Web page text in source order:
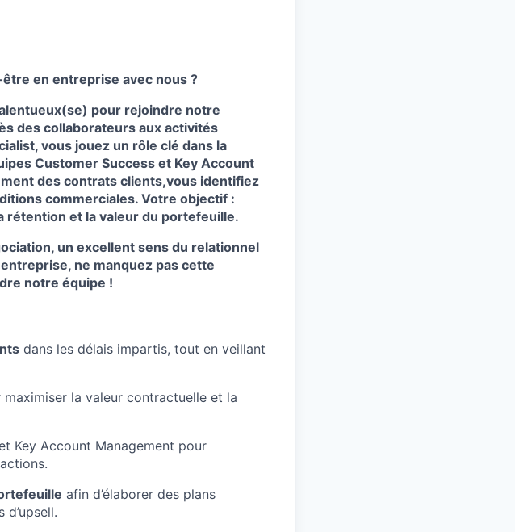
en entreprise avec nous ?
pour rejoindre notre
des collaborateurs aux activités
vous jouez un rôle clé dans la
Customer Success et Key Account
des contrats clients,vous identifiez
commerciales. Votre objectif :
rétention et la valeur du portefeuille.
un excellent sens du relationnel
ne manquez pas cette
notre équipe !
dans les délais impartis, tout en veillant
maximiser la valeur contractuelle et la
Key Account Management pour
afin d’élaborer des plans